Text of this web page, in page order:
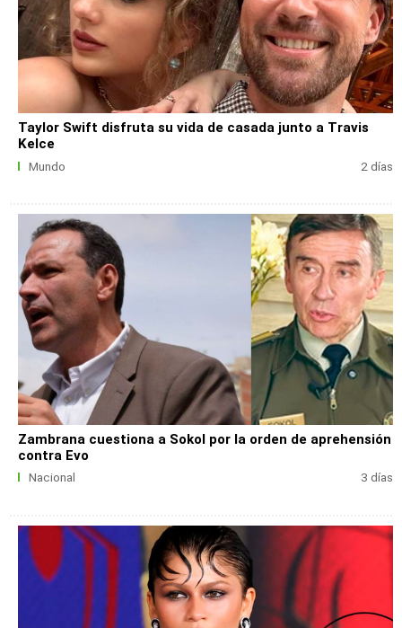
Taylor Swift disfruta su vida de casada junto a Travis
Kelce
Mundo 2 días
Zambrana cuestiona a Sokol por la orden de aprehensión
contra Evo
Nacional 3 días